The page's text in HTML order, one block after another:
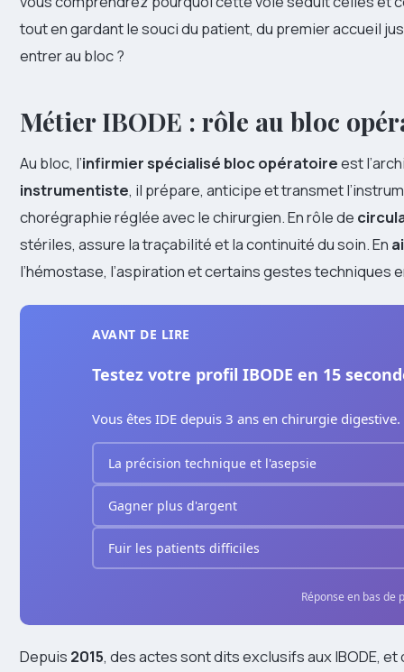
tout en gardant le souci du patient, du premier accueil
entrer au bloc ?
Métier IBODE : rôle au bloc
Au bloc, l’infirmier spécialisé bloc opératoireest
instrumentiste, il prépare, anticipe et transmet
chorégraphie réglée avec le chirurgien. En rôle de
stériles, assure la traçabilité et la continuité du soin. En
l’hémostase, l’aspiration et certains gestes techniques
AVANT DE LIRE
Testez votre profil IBODE en 15
Vous êtes IDE depuis 3 ans en chirurgie
La précision technique et l'asepsie
Gagner plus d'argent
Fuir les patients difficiles
Réponse en bas de
Depuis 2015, des actes sont dits exclusifs aux IBODE,